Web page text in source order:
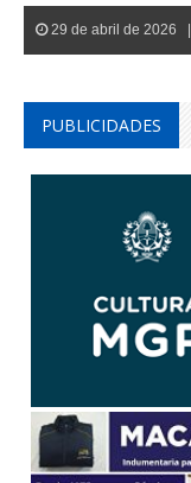
29 de abril de 2026 |
PUBLICIDADES